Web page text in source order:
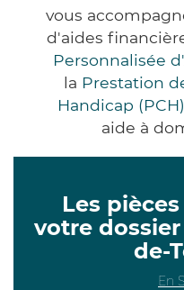
vous
d'aides
Personnalisée
la Prestation
Handicap (PCH)
aide à
Les
votre dossier
de-
En